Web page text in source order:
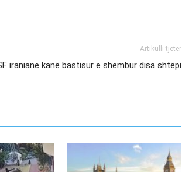
Artikulli tjetër
iraniane kanë bastisur e shembur disa shtëpi